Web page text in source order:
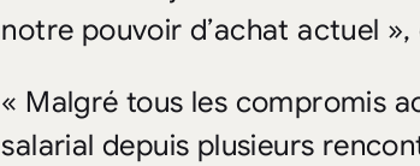
notre pouvoir d’achat actuel
« Malgré tous les compromis
salarial depuis plusieurs